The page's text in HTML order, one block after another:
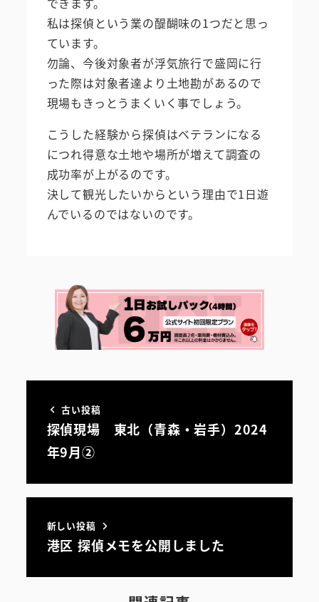
私は探偵という業の醍醐味の1つだと思っ
ています。
勿論、今後対象者が浮気旅行で盛岡に行
った際は対象者達より土地勘があるので
現場もきっとうまくいく事でしょう。
こうした経験から探偵はベテランになる
につれ得意な土地や場所が増えて調査の
成功率が上がるのです。
決して観光したいからという理由で1日遊
んでいるのではないのです。
古い投稿
探偵現場 東北（青森・岩手）2024
年9月②
新しい投稿
港区 探偵メモを公開しました